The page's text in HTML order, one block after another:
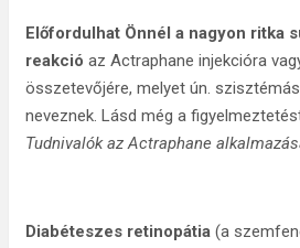
Előfordulhat Önnél a nagyon ritka
reakció az Actraphane injekcióra
összetevőjére, melyet ún.
neveznek. Lásd még a
Tudnivalók az Actraphane
Diabéteszes retinopátia (a